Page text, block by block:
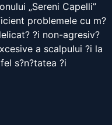
„Sereni Capelli”
problemele cu m?
?i non-agresiv?
a scalpului ?i la
s?n?tatea ?i